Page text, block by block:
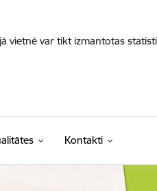
vietnē var tikt izmantotas
Kontakti